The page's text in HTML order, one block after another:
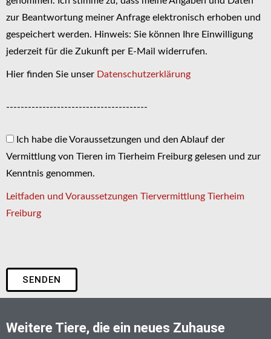
zur Beantwortung meiner Anfrage elektronisch erhoben und
gespeichert werden. Hinweis: Sie können Ihre Einwilligung
jederzeit für die Zukunft per E-Mail widerrufen.
Hier finden Sie unser Datenschutzerklärung
---------------------------------------
Ich habe die Voraussetzungen und den Ablauf der
Vermittlung von Tieren im Tierheim Freiburg gelesen und zur
Kenntnis genommen.
Leitfaden und Voraussetzungen Tiervermittlung Tierheim
Freiburg
SENDEN
Weitere Tiere, die ein neues Zuhause